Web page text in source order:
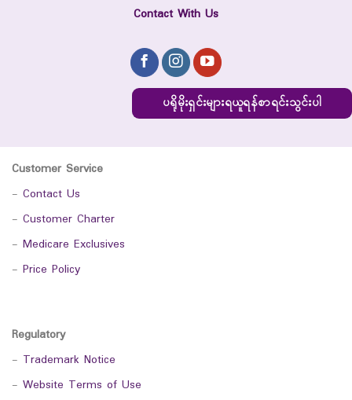
Contact With Us
ပရိုမိုးရှင်းများရယူရန်စာရင်းသွင်းပါ
Customer Service
- Contact Us
- Customer Charter
- Medicare Exclusives
- Price Policy
Regulatory
- Trademark Notice
- Website Terms of Use